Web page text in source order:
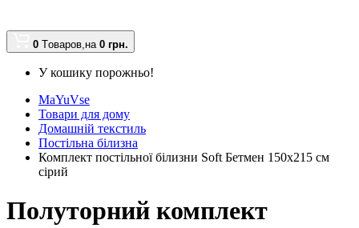
0 Tоваров,на 0 грн.
У кошику порожньо!
MaYuVse
Товари для дому
Домашній текстиль
Постільна білизна
Комплект постільної білизни Soft Бетмен 150х215 см
сірий
Полуторний комплект